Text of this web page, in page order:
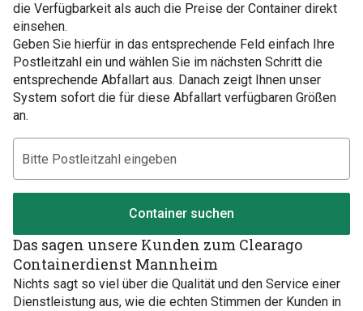
die Verfügbarkeit als auch die Preise der Container direkt
einsehen.
Geben Sie hierfür in das entsprechende Feld einfach Ihre
Postleitzahl ein und wählen Sie im nächsten Schritt die
entsprechende Abfallart aus. Danach zeigt Ihnen unser
System sofort die für diese Abfallart verfügbaren Größen
an.
Container suchen
Das sagen unsere Kunden zum Clearago
Containerdienst Mannheim
Nichts sagt so viel über die Qualität und den Service einer
Dienstleistung aus, wie die echten Stimmen der Kunden in